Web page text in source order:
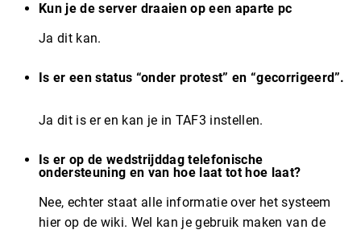
Kun je de server draaien op een aparte pc
Ja dit kan.
Is er een status “onder protest” en “gecorrigeerd”.
Ja dit is er en kan je in TAF3 instellen.
Is er op de wedstrijddag telefonische
ondersteuning en van hoe laat tot hoe laat?
Nee, echter staat alle informatie over het systeem
hier op de wiki. Wel kan je gebruik maken van de